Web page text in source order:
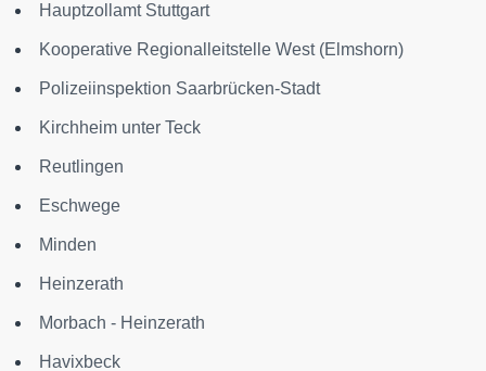
Hauptzollamt Stuttgart
Kooperative Regionalleitstelle West (Elmshorn)
Polizeiinspektion Saarbrücken-Stadt
Kirchheim unter Teck
Reutlingen
Eschwege
Minden
Heinzerath
Morbach - Heinzerath
Havixbeck